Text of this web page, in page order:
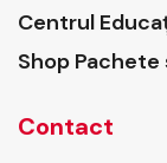
Centrul
Shop
Contact